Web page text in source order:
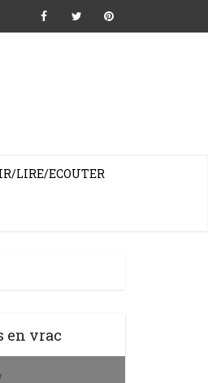
LIRE/ECOUTER
en vrac